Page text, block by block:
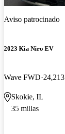
Aviso patrocinado
2023 Kia Niro EV
Wave FWD
Skokie, IL
35 millas